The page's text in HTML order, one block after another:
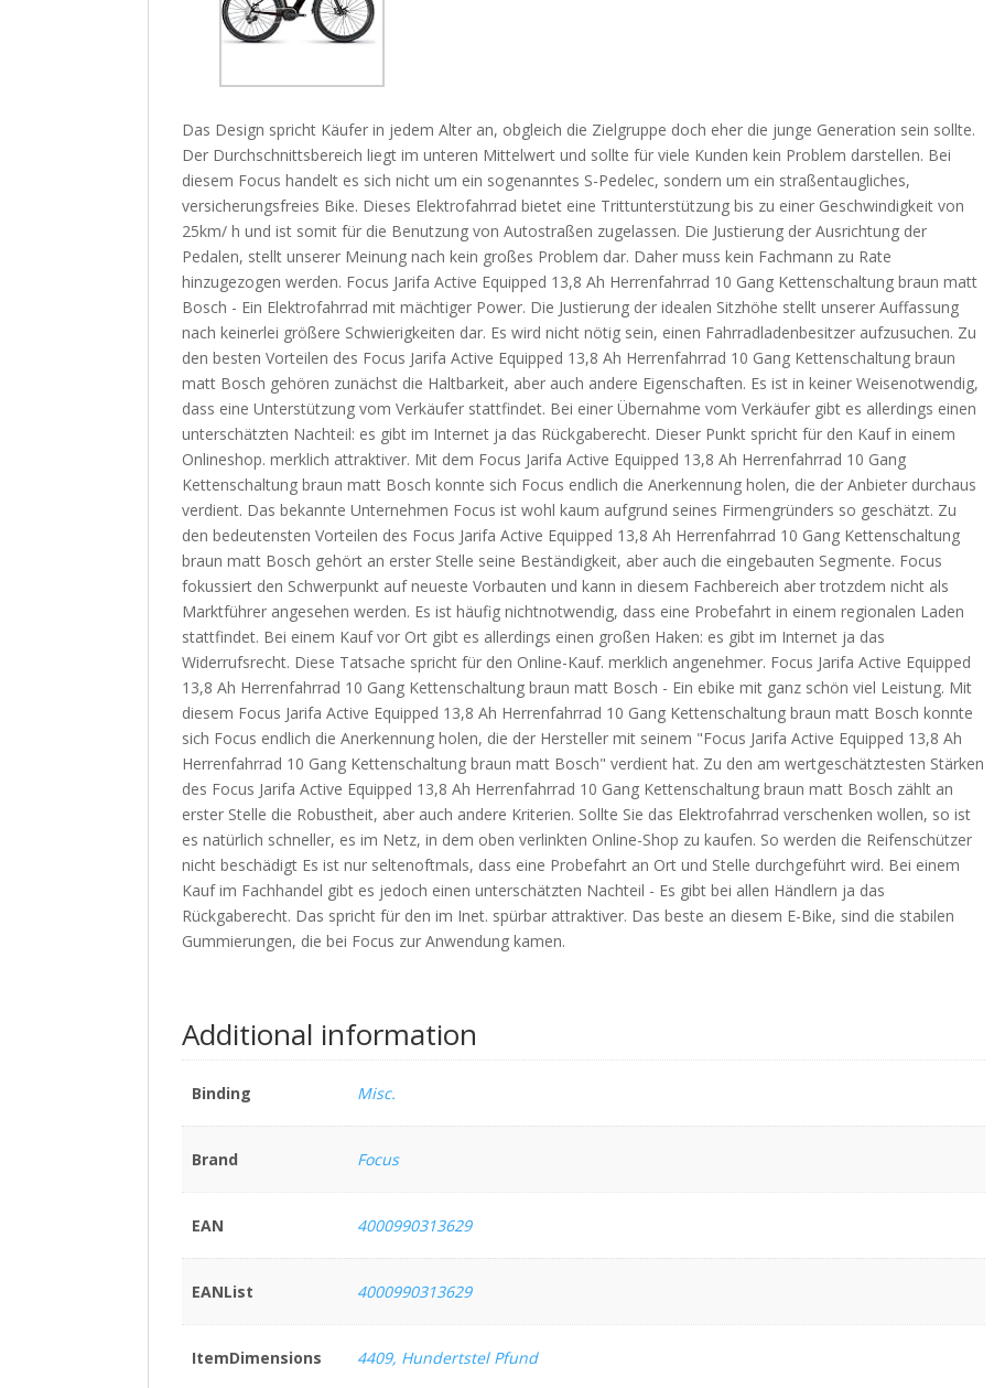
Das Design spricht Käufer in jedem Alter an, obgleich die Zielgruppe doch eher die junge Generation sein sollte.
Der Durchschnittsbereich liegt im unteren Mittelwert und sollte für viele Kunden kein Problem darstellen. Bei
diesem Focus handelt es sich nicht um ein sogenanntes S-Pedelec, sondern um ein straßentaugliches,
versicherungsfreies Bike. Dieses Elektrofahrrad bietet eine Trittunterstützung bis zu einer Geschwindigkeit von
25km/ h und ist somit für die Benutzung von Autostraßen zugelassen. Die Justierung der Ausrichtung der
Pedalen, stellt unserer Meinung nach kein großes Problem dar. Daher muss kein Fachmann zu Rate
hinzugezogen werden. Focus Jarifa Active Equipped 13,8 Ah Herrenfahrrad 10 Gang Kettenschaltung braun matt
Bosch - Ein Elektrofahrrad mit mächtiger Power. Die Justierung der idealen Sitzhöhe stellt unserer Auffassung
nach keinerlei größere Schwierigkeiten dar. Es wird nicht nötig sein, einen Fahrradladenbesitzer aufzusuchen. Zu
den besten Vorteilen des Focus Jarifa Active Equipped 13,8 Ah Herrenfahrrad 10 Gang Kettenschaltung braun
matt Bosch gehören zunächst die Haltbarkeit, aber auch andere Eigenschaften. Es ist in keiner Weisenotwendig,
dass eine Unterstützung vom Verkäufer stattfindet. Bei einer Übernahme vom Verkäufer gibt es allerdings einen
unterschätzten Nachteil: es gibt im Internet ja das Rückgaberecht. Dieser Punkt spricht für den Kauf in einem
Onlineshop. merklich attraktiver. Mit dem Focus Jarifa Active Equipped 13,8 Ah Herrenfahrrad 10 Gang
Kettenschaltung braun matt Bosch konnte sich Focus endlich die Anerkennung holen, die der Anbieter durchaus
verdient. Das bekannte Unternehmen Focus ist wohl kaum aufgrund seines Firmengründers so geschätzt. Zu
den bedeutensten Vorteilen des Focus Jarifa Active Equipped 13,8 Ah Herrenfahrrad 10 Gang Kettenschaltung
braun matt Bosch gehört an erster Stelle seine Beständigkeit, aber auch die eingebauten Segmente. Focus
fokussiert den Schwerpunkt auf neueste Vorbauten und kann in diesem Fachbereich aber trotzdem nicht als
Marktführer angesehen werden. Es ist häufig nichtnotwendig, dass eine Probefahrt in einem regionalen Laden
stattfindet. Bei einem Kauf vor Ort gibt es allerdings einen großen Haken: es gibt im Internet ja das
Widerrufsrecht. Diese Tatsache spricht für den Online-Kauf. merklich angenehmer. Focus Jarifa Active Equipped
13,8 Ah Herrenfahrrad 10 Gang Kettenschaltung braun matt Bosch - Ein ebike mit ganz schön viel Leistung. Mit
diesem Focus Jarifa Active Equipped 13,8 Ah Herrenfahrrad 10 Gang Kettenschaltung braun matt Bosch konnte
sich Focus endlich die Anerkennung holen, die der Hersteller mit seinem "Focus Jarifa Active Equipped 13,8 Ah
Herrenfahrrad 10 Gang Kettenschaltung braun matt Bosch" verdient hat. Zu den am wertgeschätztesten Stärken
des Focus Jarifa Active Equipped 13,8 Ah Herrenfahrrad 10 Gang Kettenschaltung braun matt Bosch zählt an
erster Stelle die Robustheit, aber auch andere Kriterien. Sollte Sie das Elektrofahrrad verschenken wollen, so ist
es natürlich schneller, es im Netz, in dem oben verlinkten Online-Shop zu kaufen. So werden die Reifenschützer
nicht beschädigt Es ist nur seltenoftmals, dass eine Probefahrt an Ort und Stelle durchgeführt wird. Bei einem
Kauf im Fachhandel gibt es jedoch einen unterschätzten Nachteil - Es gibt bei allen Händlern ja das
Rückgaberecht. Das spricht für den im Inet. spürbar attraktiver. Das beste an diesem E-Bike, sind die stabilen
Gummierungen, die bei Focus zur Anwendung kamen.
Additional information
Binding Misc.
Brand Focus
EAN 4000990313629
EANList 4000990313629
ItemDimensions 4409, Hundertstel Pfund